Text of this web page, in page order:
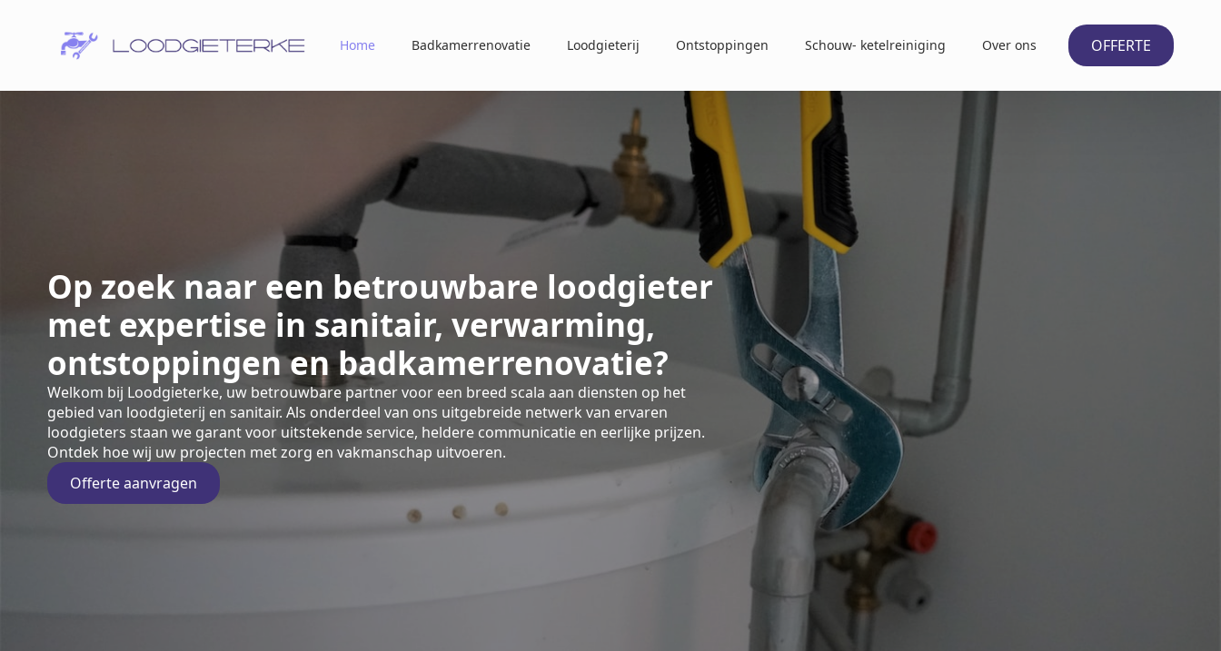
Home Badkamerrenovatie Loodgieterij Ontstoppingen Schouw- ketelreiniging Over ons OFFERTE
Op zoek naar een betrouwbare loodgieter
met expertise in sanitair, verwarming,
ontstoppingen en badkamerrenovatie?
Welkom bij Loodgieterke, uw betrouwbare partner voor een breed scala aan diensten op het
gebied van loodgieterij en sanitair. Als onderdeel van ons uitgebreide netwerk van ervaren
loodgieters staan we garant voor uitstekende service, heldere communicatie en eerlijke prijzen.
Ontdek hoe wij uw projecten met zorg en vakmanschap uitvoeren.
Offerte aanvragen